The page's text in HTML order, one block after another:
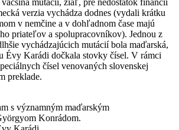
mutácií, žiaľ, pre nedostatok financií
verzia vychádza dodnes (vydali krátku
v nemčine a v dohľadnom čase majú
priateľov a spolupracovníkov). Jednou z
vychádzajúcich mutácií bola maďarská,
Évy Karádi dočkala stovky čísel. V rámci
čísel venovaných slovenskej
preklade.
s významným maďarským
Konrádom.